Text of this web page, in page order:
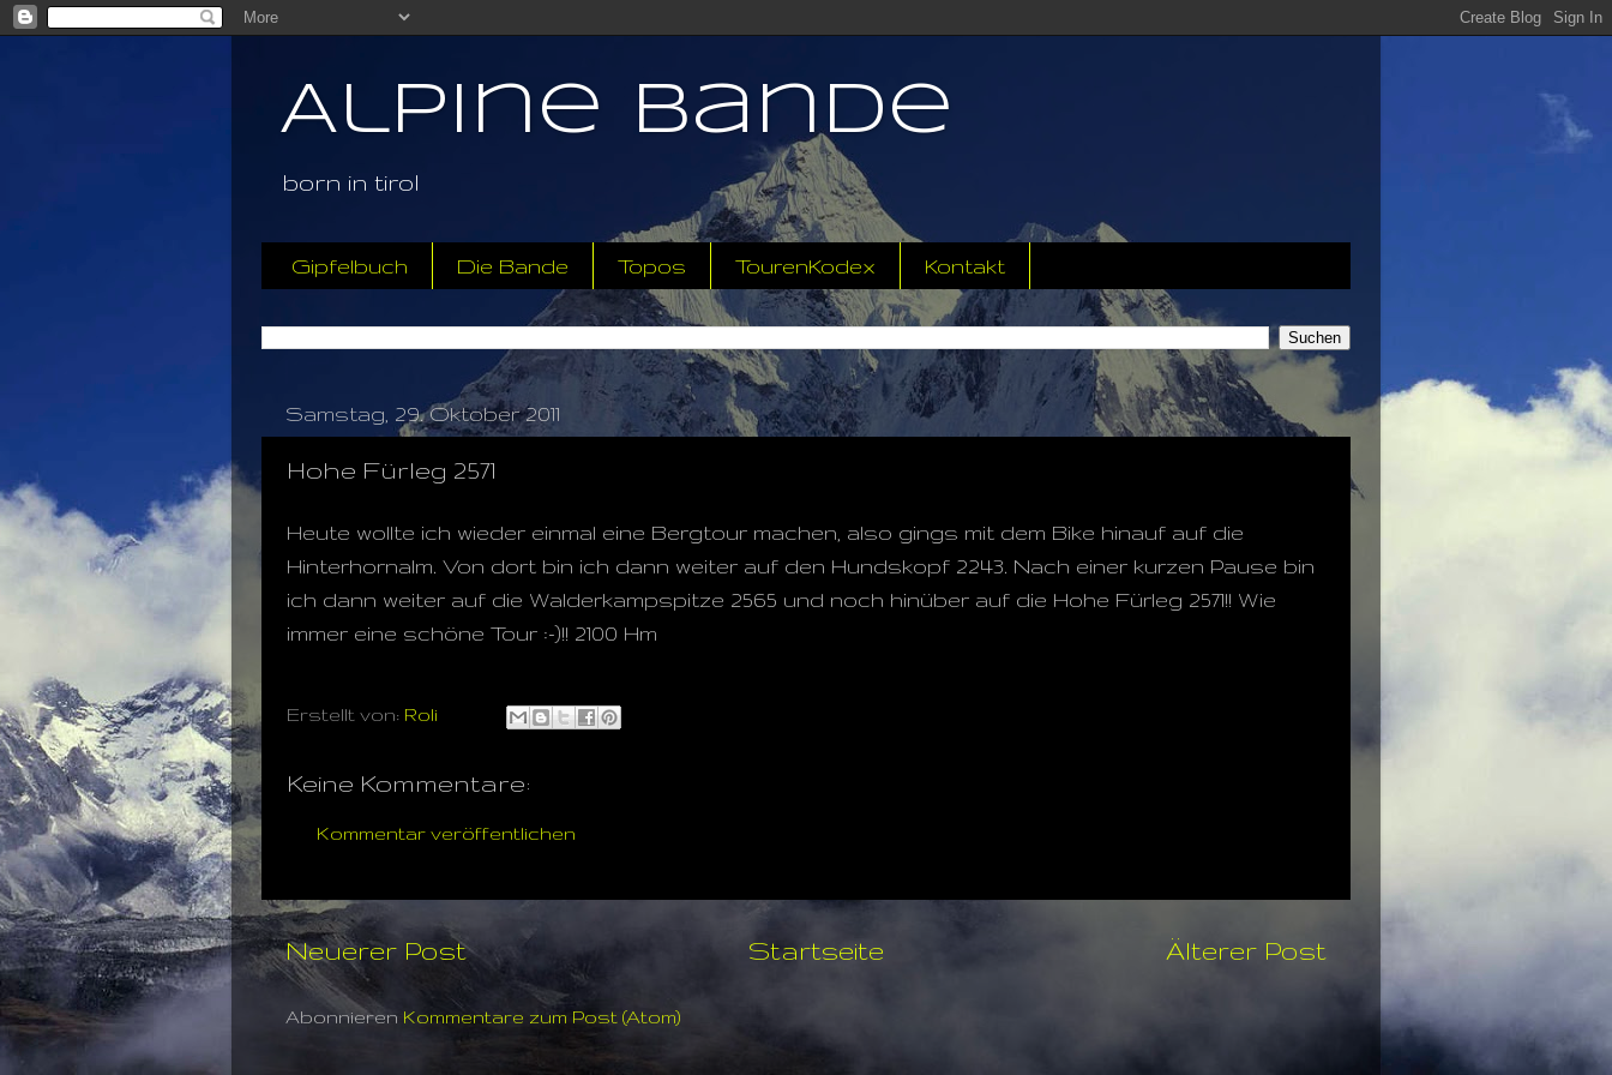
Alpine Bande
born in tirol
Gipfelbuch Die Bande Topos TourenKodex Kontakt
Samstag, 29. Oktober 2011
Hohe Fürleg 2571
Heute wollte ich wieder einmal eine Bergtour machen, also gings mit dem Bike hinauf auf die
Hinterhornalm. Von dort bin ich dann weiter auf den Hundskopf 2243. Nach einer kurzen Pause bin
ich dann weiter auf die Walderkampspitze 2565 und noch hinüber auf die Hohe Fürleg 2571!! Wie
immer eine schöne Tour :-)!! 2100 Hm
Erstellt von: Roli
Keine Kommentare:
Kommentar veröffentlichen
Neuerer Post Älterer Post
Startseite
Abonnieren Kommentare zum Post (Atom)